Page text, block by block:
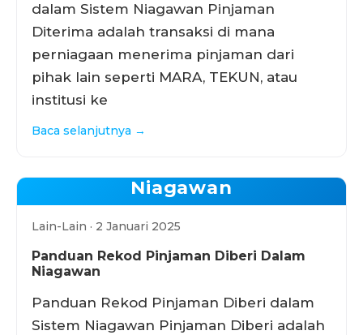
dalam Sistem Niagawan Pinjaman
Diterima adalah transaksi di mana
perniagaan menerima pinjaman dari
pihak lain seperti MARA, TEKUN, atau
institusi ke
Baca selanjutnya →
Niagawan
Lain-Lain · 2 Januari 2025
Panduan Rekod Pinjaman Diberi Dalam
Niagawan
Panduan Rekod Pinjaman Diberi dalam
Sistem Niagawan Pinjaman Diberi adalah